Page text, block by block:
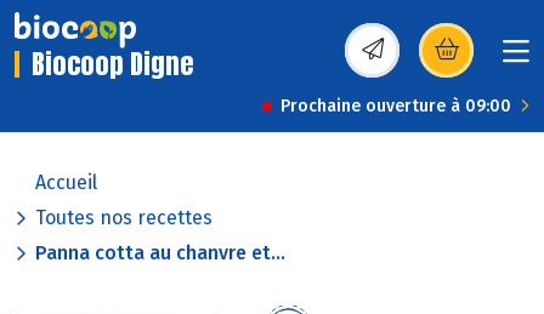
Biocoop Digne (s’ouvre dans une
Prochaine ouverture à 09:00
Accueil
Toutes nos recettes
Panna cotta au chanvre et...